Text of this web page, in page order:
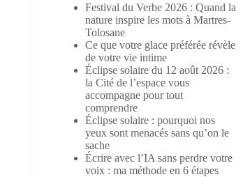
Festival du Verbe 2026 : Quand la
nature inspire les mots à Martres-
Tolosane
Ce que votre glace préférée révèle
de votre vie intime
Éclipse solaire du 12 août 2026 :
la Cité de l’espace vous
accompagne pour tout
comprendre
Éclipse solaire : pourquoi nos
yeux sont menacés sans qu’on le
sache
Écrire avec l’IA sans perdre votre
voix : ma méthode en 6 étapes